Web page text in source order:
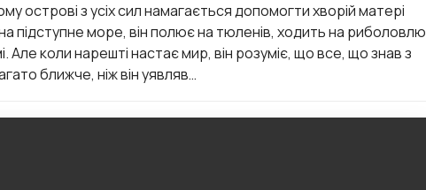
острові з усіх сил намагається допомогти хворій матері
підступне море, він полює на тюленів, ходить на риболовлю
Але коли нарешті настає мир, він розуміє, що все, що знав з
ближче, ніж він уявляв…